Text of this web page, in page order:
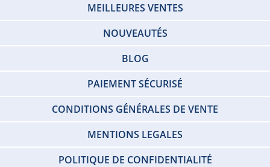
MEILLEURES VENTES
NOUVEAUTÉS
BLOG
PAIEMENT SÉCURISÉ
CONDITIONS GÉNÉRALES DE VENTE
MENTIONS LEGALES
POLITIQUE DE CONFIDENTIALITÉ